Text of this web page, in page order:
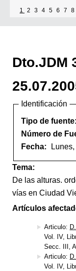
1 2 3 4 5 6 7 8
Dto.JDM
Identificación
Tipo de fuente:
Número de
Fecha:
Tema:
De las alturas.
vías en Ciudad
Artículos
Articulo:
Vol. IV,
Secc. III,
Articulo:
Vol. IV,